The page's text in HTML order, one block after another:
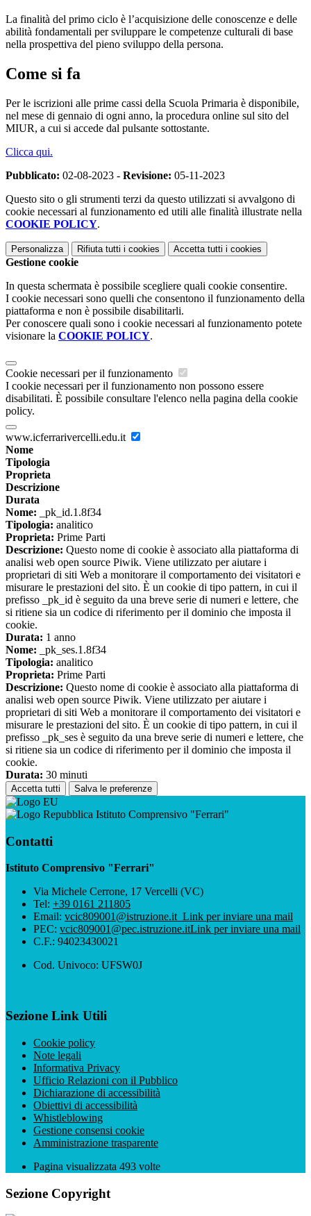
La finalità del primo ciclo è l’acquisizione delle conoscenze e delle
abilità fondamentali per sviluppare le competenze culturali di base
nella prospettiva del pieno sviluppo della persona.
Come si fa
Per le iscrizioni alle prime cassi della Scuola Primaria è disponibile,
nel mese di gennaio di ogni anno, la procedura online sul sito del
MIUR, a cui si accede dal pulsante sottostante.
Clicca qui.
Pubblicato: 02-08-2023 - Revisione: 05-11-2023
Questo sito o gli strumenti terzi da questo utilizzati si avvalgono di
cookie necessari al funzionamento ed utili alle finalità illustrate nella
COOKIE POLICY.
Personalizza Rifiuta tutti i cookies Accetta tutti i cookies
Gestione cookie
In questa schermata è possibile scegliere quali cookie consentire.
I cookie necessari sono quelli che consentono il funzionamento della
piattaforma e non è possibile disabilitarli.
Per conoscere quali sono i cookie necessari al funzionamento potete
visionare la COOKIE POLICY.
Cookie necessari per il funzionamento
I cookie necessari per il funzionamento non possono essere
disabilitati. È possibile consultare l'elenco nella pagina della cookie
policy.
www.icferrarivercelli.edu.it
Nome
Tipologia
Proprieta
Descrizione
Durata
Nome: _pk_id.1.8f34
Tipologia: analitico
Proprieta: Prime Parti
Descrizione: Questo nome di cookie è associato alla piattaforma di
analisi web open source Piwik. Viene utilizzato per aiutare i
proprietari di siti Web a monitorare il comportamento dei visitatori e
misurare le prestazioni del sito. È un cookie di tipo pattern, in cui il
prefisso _pk_id è seguito da una breve serie di numeri e lettere, che
si ritiene sia un codice di riferimento per il dominio che imposta il
cookie.
Durata: 1 anno
Nome: _pk_ses.1.8f34
Tipologia: analitico
Proprieta: Prime Parti
Descrizione: Questo nome di cookie è associato alla piattaforma di
analisi web open source Piwik. Viene utilizzato per aiutare i
proprietari di siti Web a monitorare il comportamento dei visitatori e
misurare le prestazioni del sito. È un cookie di tipo pattern, in cui il
prefisso _pk_ses è seguito da una breve serie di numeri e lettere, che
si ritiene sia un codice di riferimento per il dominio che imposta il
cookie.
Durata: 30 minuti
Accetta tutti Salva le preferenze
Istituto Comprensivo "Ferrari"
Contatti
Istituto Comprensivo "Ferrari"
Via Michele Cerrone, 17 Vercelli (VC)
Tel: +39 0161 211805
Email: vcic809001@istruzione.it Link per inviare una mail
PEC: vcic809001@pec.istruzione.itLink per inviare una mail
C.F.: 94023430021
Cod. Univoco: UFSW0J
Sezione Link Utili
Cookie policy
Note legali
Informativa Privacy
Ufficio Relazioni con il Pubblico
Dichiarazione di accessibilità
Obiettivi di accessibilità
Whistleblowing
Gestione consensi cookie
Amministrazione trasparente
Pagina visualizzata 493 volte
Sezione Copyright